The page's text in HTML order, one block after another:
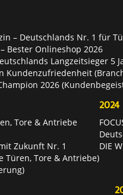
– Deutschlands Nr. 1 für
Bester Onlineshop 2026
Langzeitsieger 5
Kundenzufriedenheit
2026
Tore & Antriebe
Zukunft Nr. 1
Türen, Tore & Antriebe)
2024
DIE